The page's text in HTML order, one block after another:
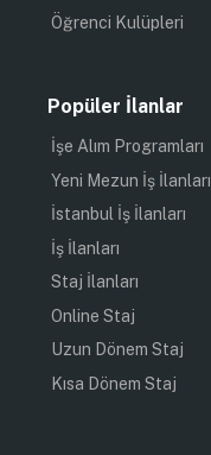
Öğrenci Kulüpleri
Popüler İlanlar
İşe Alım Programları
Yeni Mezun İş İlanları
İstanbul İş İlanları
İş İlanları
Staj İlanları
Online Staj
Uzun Dönem Staj
Kısa Dönem Staj